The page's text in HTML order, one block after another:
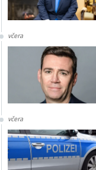
včera
včera